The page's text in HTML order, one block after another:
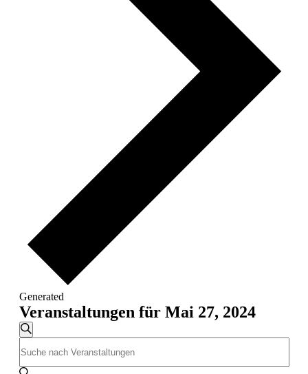
Generated
Veranstaltungen für Mai 27, 2024
Veranstaltungen
Suche
und
Suche
Schlüsselwort
eingeben.